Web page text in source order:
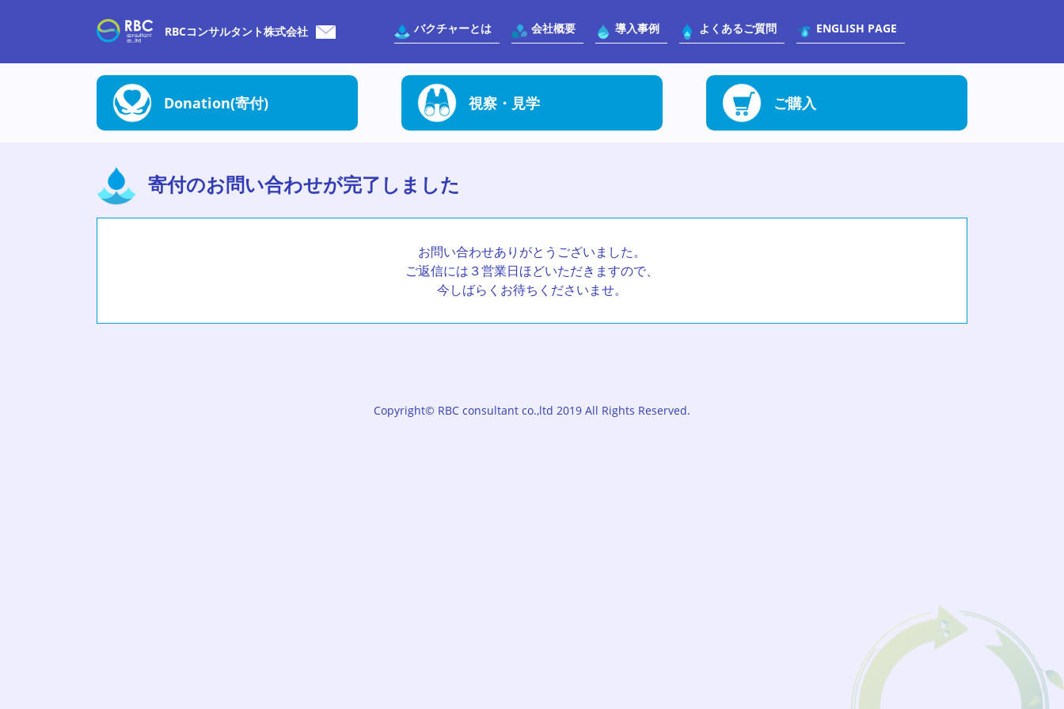
RBCコンサルタント株式会社 バクチャーとは 会社概要 導入事例 よくあるご質問 ENGLISH PAGE
Donation(寄付) 視察・見学 ご購入
寄付のお問い合わせが完了しました
お問い合わせありがとうございました。
ご返信には３営業日ほどいただきますので、
今しばらくお待ちくださいませ。
Copyright© RBC consultant co.,ltd 2019 All Rights Reserved.